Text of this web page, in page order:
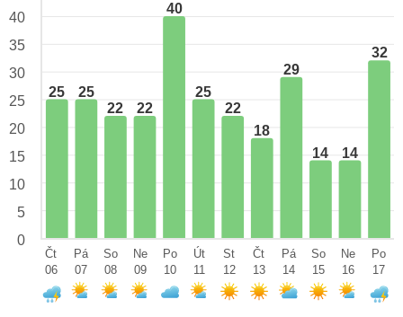
25
25
22
22
40
25
22
18
29
14 14
32
40
35
30
25
20
15
10
5
0
Čt
06
Pá
07
So
08
Ne
09
Po
10
Út
11
St
12
Čt
13
Pá
14
So
15
Ne
16
Po
17